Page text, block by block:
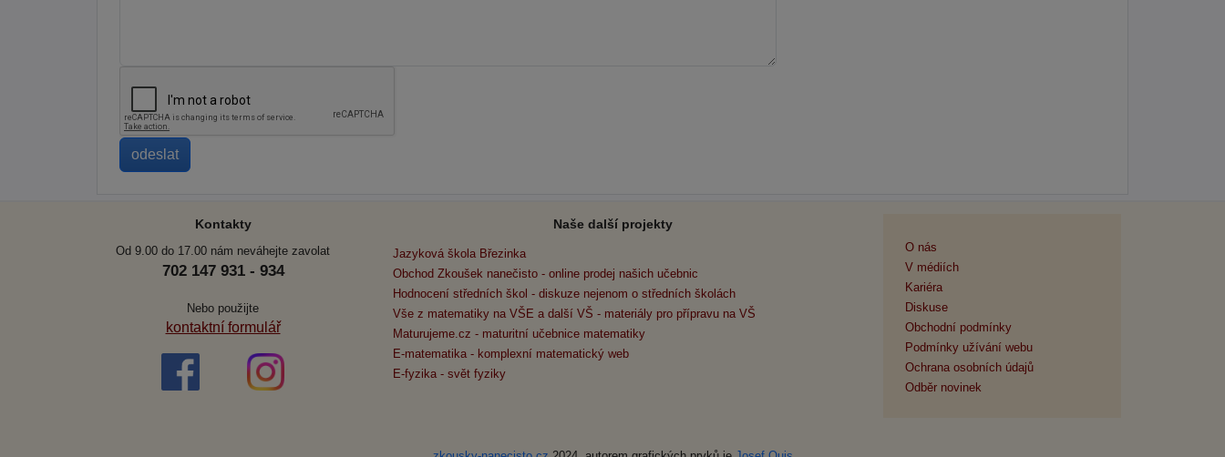
Kontakty
Od 9.00 do 17.00 nám neváhejte zavolat
702 147 931 - 934
Nebo použijte
kontaktní formulář
Naše další projekty
Jazyková škola Březinka
Obchod Zkoušek nanečisto - online prodej našich učebnic
Hodnocení středních škol - diskuze nejenom o středních školách
Vše z matematiky na VŠE a další VŠ - materiály pro přípravu na VŠ
Maturujeme.cz - maturitní učebnice matematiky
E-matematika - komplexní matematický web
E-fyzika - svět fyziky
O nás
V médiích
Kariéra
Diskuse
Obchodní podmínky
Podmínky užívání webu
Ochrana osobních údajů
Odběr novinek